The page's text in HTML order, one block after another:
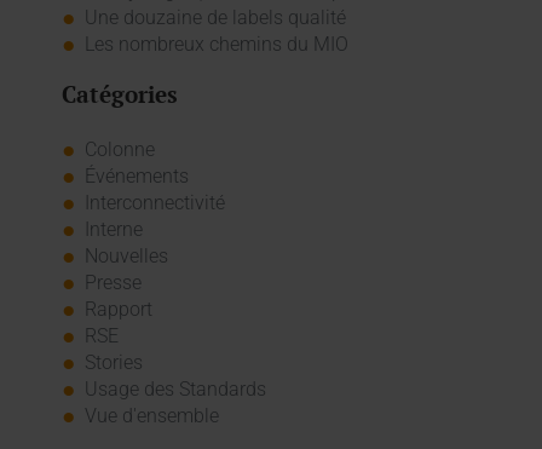
Une douzaine de labels qualité
Les nombreux chemins du MIO
Catégories
Colonne
Événements
Interconnectivité
Interne
Nouvelles
Presse
Rapport
RSE
Stories
Usage des Standards
Vue d'ensemble